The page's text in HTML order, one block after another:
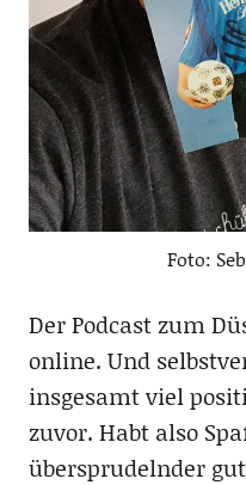
Foto:
Der Podcast zum
online. Und
insgesamt viel
zuvor. Habt also
übersprudelnder